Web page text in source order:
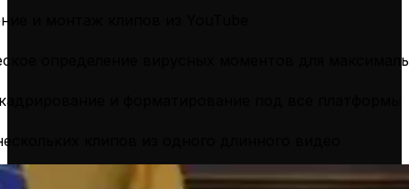
и монтаж клипов из YouTube
определение вирусных моментов для
и форматирование под все платформы
клипов из одного длинного видео